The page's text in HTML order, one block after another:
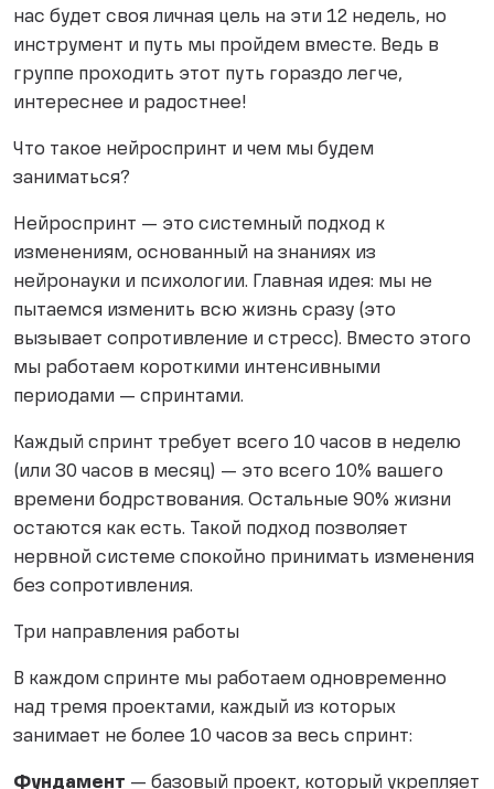
нас будет своя личная цель на эти 12 недель, но
инструмент и путь мы пройдем вместе. Ведь в
группе проходить этот путь гораздо легче,
интереснее и радостнее!
Что такое нейроспринт и чем мы будем
заниматься?
Нейроспринт — это системный подход к
изменениям, основанный на знаниях из
нейронауки и психологии. Главная идея: мы не
пытаемся изменить всю жизнь сразу (это
вызывает сопротивление и стресс). Вместо этого
мы работаем короткими интенсивными
периодами — спринтами.
Каждый спринт требует всего 10 часов в неделю
(или 30 часов в месяц) — это всего 10% вашего
времени бодрствования. Остальные 90% жизни
остаются как есть. Такой подход позволяет
нервной системе спокойно принимать изменения
без сопротивления.
Три направления работы
В каждом спринте мы работаем одновременно
над тремя проектами, каждый из которых
занимает не более 10 часов за весь спринт:
Фундамент — базовый проект, который укрепляет